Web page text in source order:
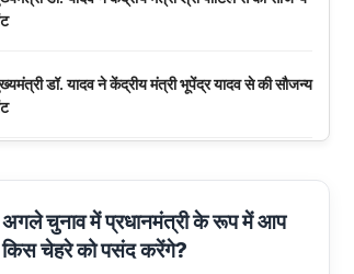
बांके बिहारी आने वाले श्रद्धालुओं को जाम
✍️ Om Giri शेयर करें
डॉ. यादव ने केंद्रीय मंत्री भूपेंद्र यादव से की सौजन्य
मुख्यमंत्री डॉ. यादव की जनोन्मुखी पहल
अगले चुनाव में प्रधानमंत्री के रूप में आप
किस चेहरे को पसंद करेंगे?